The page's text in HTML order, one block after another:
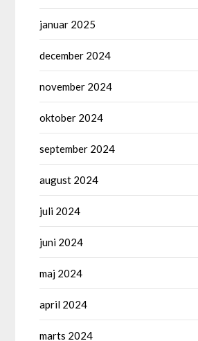
januar 2025
december 2024
november 2024
oktober 2024
september 2024
august 2024
juli 2024
juni 2024
maj 2024
april 2024
marts 2024